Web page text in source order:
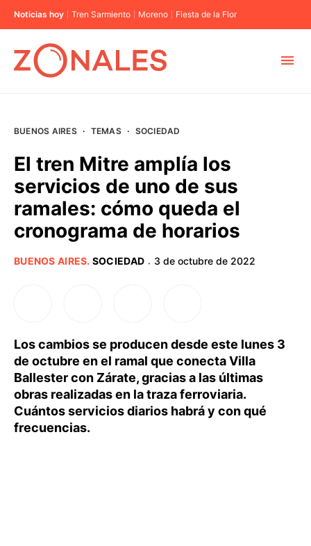
Noticias hoy Tren Sarmiento Moreno Fiesta de la Flor
BUENOS AIRES
PROVINCIAS
BUENOS AIRES · TEMAS · SOCIEDAD
El tren Mitre amplía los
servicios de uno de sus
ramales: cómo queda el
cronograma de horarios
BUENOS AIRES. SOCIEDAD · 3 de octubre de 2022
Los cambios se producen desde este lunes 3
de octubre en el ramal que conecta Villa
Ballester con Zárate, gracias a las últimas
obras realizadas en la traza ferroviaria.
Cuántos servicios diarios habrá y con qué
frecuencias.